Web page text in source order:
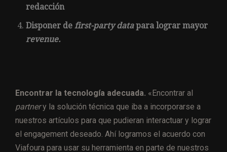
redacción
Disponer de first-party datapara lograr mayor
revenue.
Encontrar la tecnología adecuada. «Encontrar al
partnery la solución técnica que iba a incorporarse a
nuestros artículos para que pudieran interactuar y lograr
el engagement deseado. Ahí logramos el acuerdo con
Viafoura para usar su herramienta en parte de nuestros